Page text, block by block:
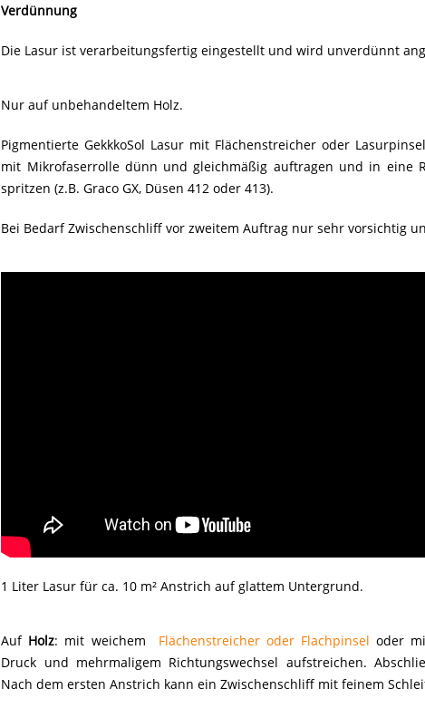
Verdünnung
Die Lasur ist verarbeitungsfertig eingestellt und wird unverdünnt
Nur auf unbehandeltem Holz.
Pigmentierte GekkkoSol Lasur mit Flächenstreicher oder
mit Mikrofaserrolle dünn und gleichmäßig auftragen und in eine
spritzen (z.B. Graco GX, Düsen 412 oder 413).
Bei Bedarf Zwischenschliff vor zweitem Auftrag nur sehr vorsichtig
1 Liter Lasur für ca. 10 m² Anstrich auf glattem Untergrund.
AufHolz: mit weichem Flächenstreicher oder Flachpinsel oder
Druck und mehrmaligem Richtungswechsel aufstreichen.
Nach dem ersten Anstrich kann ein Zwischenschliff mit feinem